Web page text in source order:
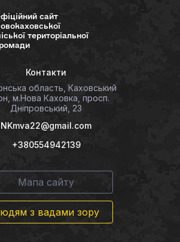
сайт
територіальної
Контакти
область, Каховський
м.Нова Каховка, просп.
Дніпровський, 23
NKmva22@gmail.com
+380554942139
Мапа сайту
з вадами зору